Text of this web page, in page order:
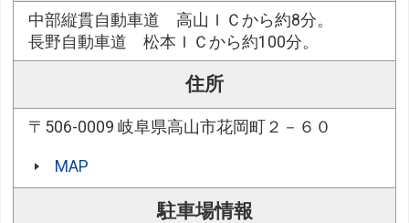
中部縦貫自動車道 高山ＩＣから約8分。
長野自動車道 松本ＩＣから約100分。
住所
〒506-0009 岐阜県高山市花岡町２－６０
MAP
駐車場情報